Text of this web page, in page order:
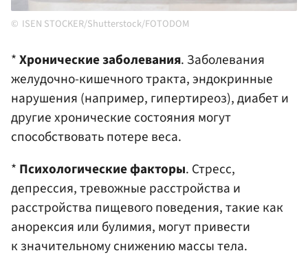
ISEN STOCKER/Shutterstock/FOTODOM
*Хронические заболевания. Заболевания
желудочно-кишечного тракта, эндокринные
нарушения (например, гипертиреоз), диабет и
другие хронические состояния могут
способствовать потере веса.​
* Психологические факторы. Стресс,
депрессия, тревожные расстройства и
расстройства пищевого поведения, такие как
анорексия или булимия, могут привести
к значительному снижению массы тела.​